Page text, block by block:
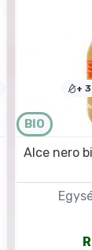
BIO
+
Alce nero